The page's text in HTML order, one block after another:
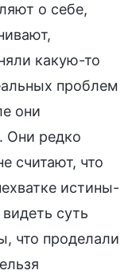
о себе,
какую-то
проблем
они
Они редко
считают, что
истины-
суть
что проделали